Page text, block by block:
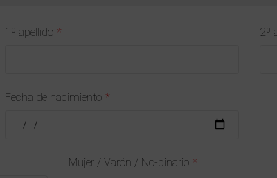
1º apellido 2º
Fecha de nacimiento
Mujer / Varón / No-binario